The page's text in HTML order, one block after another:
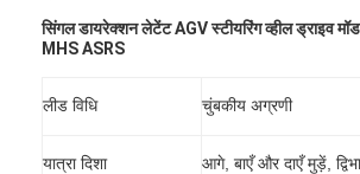
सिंगल डायरेक्शन लेटेंट AGV स्टीयरिंग व्हील ड्राइव
MHS ASRS
लीड विधि चुंबकीय अग्रणी
यात्रा दिशा आगे, बाएँ और दाएँ मुड़ें,